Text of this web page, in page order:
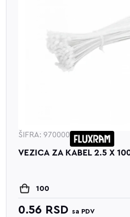
ŠIFRA: 970000
VEZICA ZA KABEL 2.5 X
100
0.56 RSD sa PDV